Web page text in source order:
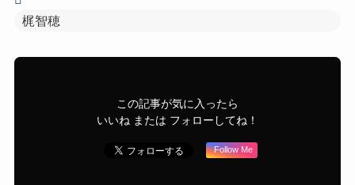
梶智穂
この記事が気に入ったら
いいね または フォローしてね！
Follow Me